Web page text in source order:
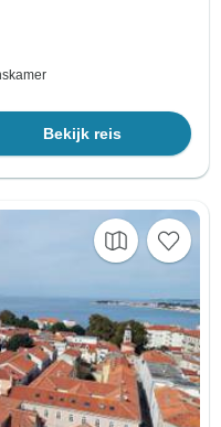
Bekijk reis